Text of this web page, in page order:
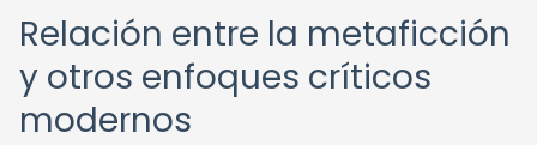
Relación entre la metaficción
y otros enfoques críticos
modernos